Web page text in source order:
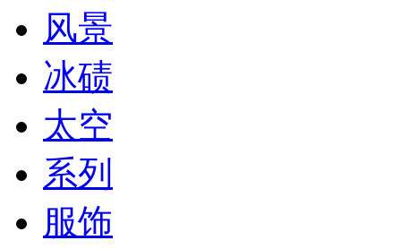
风景
冰碛
太空
系列
服饰